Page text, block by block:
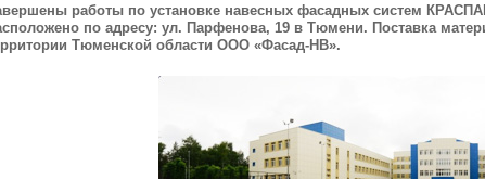
работы по установке навесных фасадных систем
по адресу: ул. Парфенова, 19 в Тюмени. Поставка
Тюменской области ООО «Фасад-НВ».